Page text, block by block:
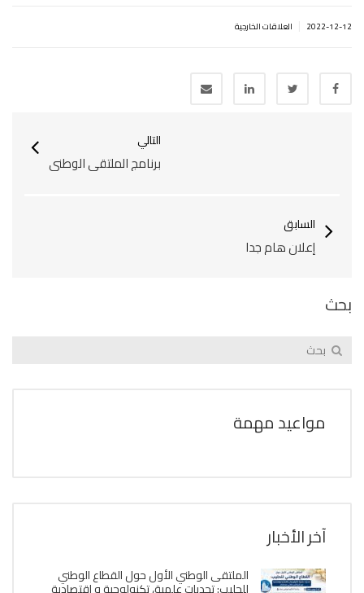
2022-12-12 العلاقات الخارجية
التالي
برنامج الملتقى الوطني
السابق
إعلان هام جدا
بحث
مواعيد مهمة
آخر الأخبار
الملتقى الوطني الأول حول القطاع الوطني